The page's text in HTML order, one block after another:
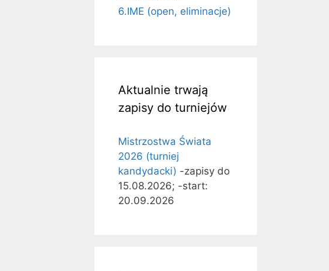
6.IME (open, eliminacje)
Aktualnie trwają
zapisy do turniejów
Mistrzostwa Świata
2026 (turniej
kandydacki) -zapisy do
15.08.2026; -start:
20.09.2026